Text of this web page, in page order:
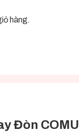
hàng.
Đòn